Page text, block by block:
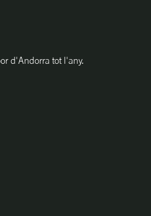
d'Andorra tot l'any.